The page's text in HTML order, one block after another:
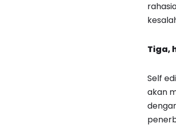
Tiga,
Self
akan